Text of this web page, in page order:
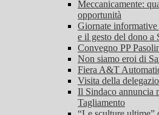
Meccanicamente:
opportunità
Giornate informative
e il gesto del dono a
Convegno PP
Non siamo eroi di
Fiera A&T
Visita della
Il Sindaco annuncia
Tagliamento